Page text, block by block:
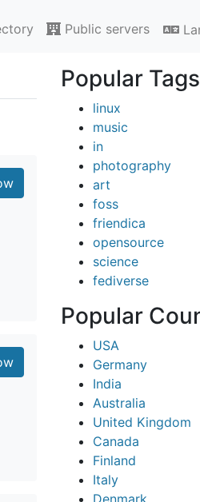
Public servers
Popular Tags
linux
music
in
photography
art
foss
friendica
opensource
science
fediverse
Popular
USA
Germany
India
Australia
United Kingdom
Canada
Finland
Italy
Denmark